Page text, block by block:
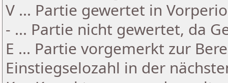
V ... Partie gewertet in
- ... Partie nicht gewertet, da
E ... Partie vorgemerkt zur
Einstiegselozahl in der